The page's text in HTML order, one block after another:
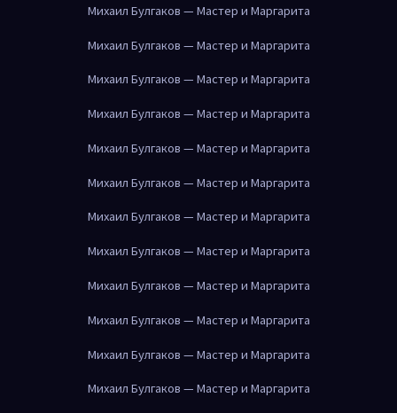
Михаил Булгаков — Мастер и Маргарита
Михаил Булгаков — Мастер и Маргарита
Михаил Булгаков — Мастер и Маргарита
Михаил Булгаков — Мастер и Маргарита
Михаил Булгаков — Мастер и Маргарита
Михаил Булгаков — Мастер и Маргарита
Михаил Булгаков — Мастер и Маргарита
Михаил Булгаков — Мастер и Маргарита
Михаил Булгаков — Мастер и Маргарита
Михаил Булгаков — Мастер и Маргарита
Михаил Булгаков — Мастер и Маргарита
Михаил Булгаков — Мастер и Маргарита